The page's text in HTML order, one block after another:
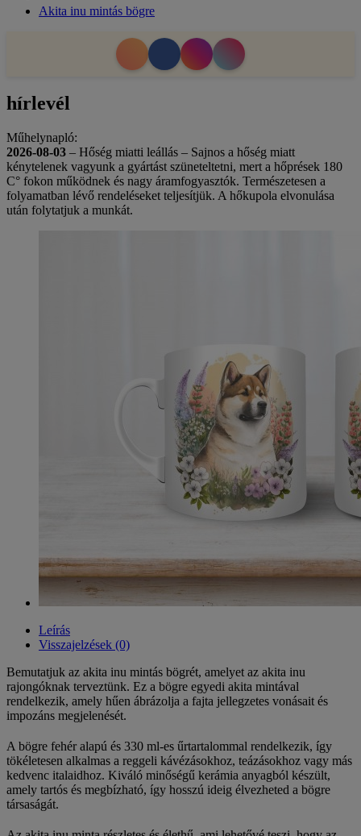
Akita inu mintás bögre
hírlevél
Műhelynapló:
2026-08-03 – Hőség miatti leállás – Sajnos a hőség miatt
kénytelenek vagyunk a gyártást szüneteltetni, mert a hőprések 180
C° fokon működnek és nagy áramfogyasztók. Természetesen a
folyamatban lévő rendeléseket teljesítjük. A hőkupola elvonulása
után folytatjuk a munkát.
Leírás
Visszajelzések (0)
Bemutatjuk az akita inu mintás bögrét, amelyet az akita inu
rajongóknak terveztünk. Ez a bögre egyedi akita mintával
rendelkezik, amely hűen ábrázolja a fajta jellegzetes vonásait és
impozáns megjelenését.
A bögre fehér alapú és 330 ml-es űrtartalommal rendelkezik, így
tökéletesen alkalmas a reggeli kávézásokhoz, teázásokhoz vagy más
kedvenc italaidhoz. Kiváló minőségű kerámia anyagból készült,
amely tartós és megbízható, így hosszú ideig élvezheted a bögre
társaságát.